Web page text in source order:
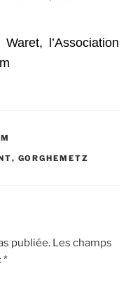
l’Association
, GORGHEMETZ
publiée. Les champs
*